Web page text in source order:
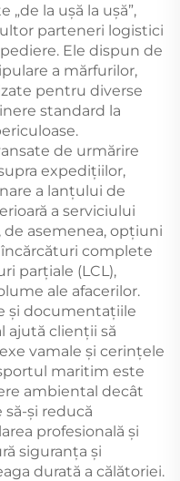
la ușă la ușă”,
parteneri logistici
Ele dispun de
a mărfurilor,
pentru diverse
standard la
de urmărire
expedițiilor,
a lanțului de
a serviciului
de asemenea, opțiuni
complete
parțiale (LCL),
ale afacerilor.
și documentațiile
ajută clienții să
vamale și cerințele
maritim este
ambiental decât
și reducă
profesională și
siguranța și
durată a călătoriei.